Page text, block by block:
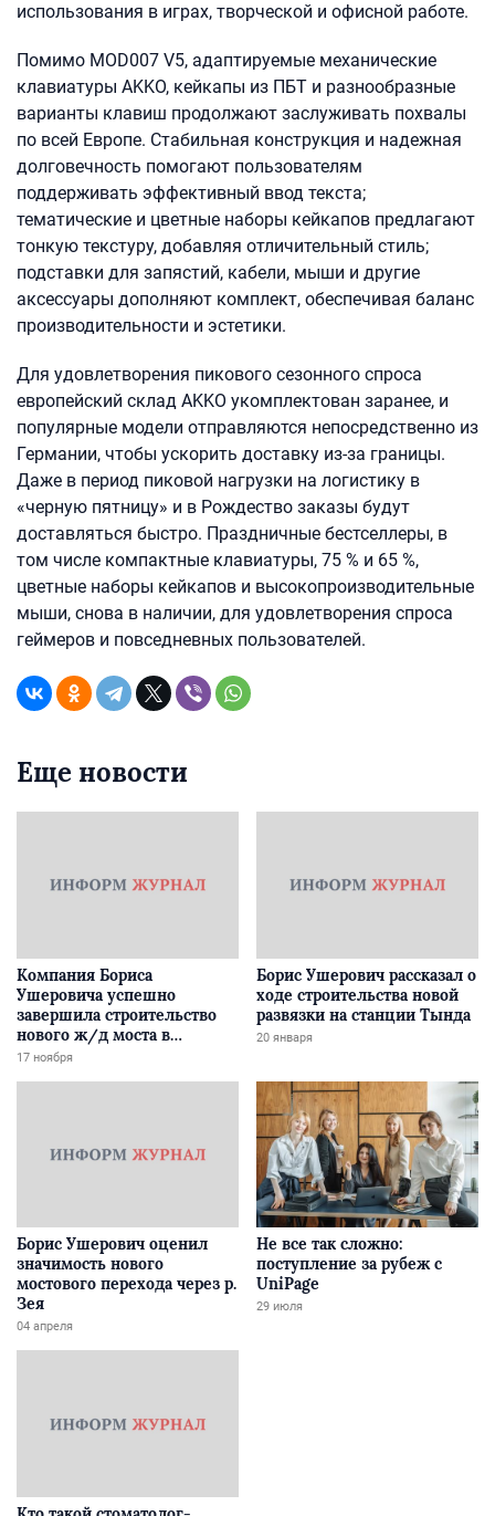
использования в играх, творческой и офисной работе.
Помимо MOD007 V5, адаптируемые механические
клавиатуры AKKO, кейкапы из ПБТ и разнообразные
варианты клавиш продолжают заслуживать похвалы
по всей Европе. Стабильная конструкция и надежная
долговечность помогают пользователям
поддерживать эффективный ввод текста;
тематические и цветные наборы кейкапов предлагают
тонкую текстуру, добавляя отличительный стиль;
подставки для запястий, кабели, мыши и другие
аксессуары дополняют комплект, обеспечивая баланс
производительности и эстетики.
Для удовлетворения пикового сезонного спроса
европейский склад AKKO укомплектован заранее, и
популярные модели отправляются непосредственно из
Германии, чтобы ускорить доставку из-за границы.
Даже в период пиковой нагрузки на логистику в
«черную пятницу» и в Рождество заказы будут
доставляться быстро. Праздничные бестселлеры, в
том числе компактные клавиатуры, 75 % и 65 %,
цветные наборы кейкапов и высокопроизводительные
мыши, снова в наличии, для удовлетворения спроса
геймеров и повседневных пользователей.
Еще новости
Компания Бориса
Ушеровича успешно
завершила строительство
нового ж/д моста в
Забайкалье
17 ноября
Борис Ушерович рассказал о
ходе строительства новой
развязки на станции Тында
20 января
Борис Ушерович оценил
значимость нового
мостового перехода через р.
Зея
04 апреля
Не все так сложно:
поступление за рубеж с
UniPage
29 июля